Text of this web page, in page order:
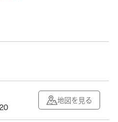
地図を見る